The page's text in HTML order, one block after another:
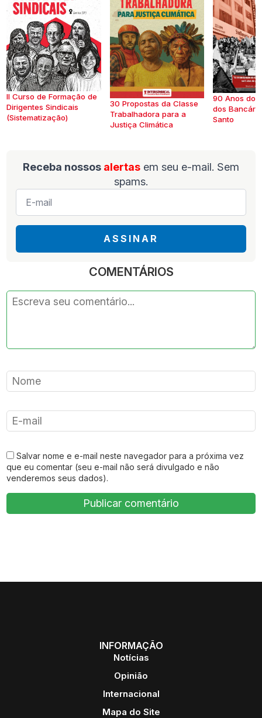
II Curso de Formação de
Dirigentes Sindicais
(Sistematização)
30 Propostas da Classe
Trabalhadora para a
Justiça Climática
90 Anos do
dos
Santo
Receba nossos alertas em seu e-mail. Sem
spams.
E-
mail
ASSINAR
COMENTÁRIOS
Salvar nome e e-mail neste navegador para a próxima vez
que eu comentar (seu e-mail não será divulgado e não
venderemos seus dados).
INFORMAÇÃO
Notícias
Opinião
Internacional
Mapa do Site